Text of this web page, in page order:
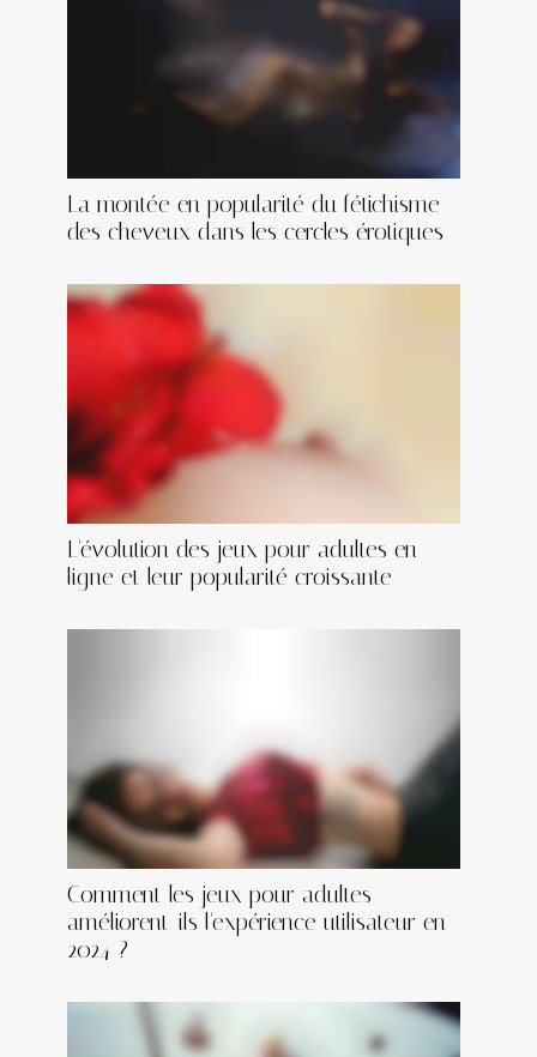
La montée en popularité du fétichisme
des cheveux dans les cercles érotiques
L'évolution des jeux pour adultes en
ligne et leur popularité croissante
Comment les jeux pour adultes
améliorent-ils l'expérience utilisateur en
2024 ?